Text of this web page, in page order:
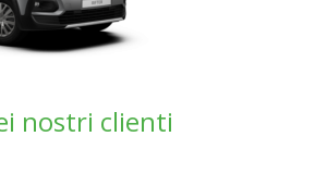
nostri clienti